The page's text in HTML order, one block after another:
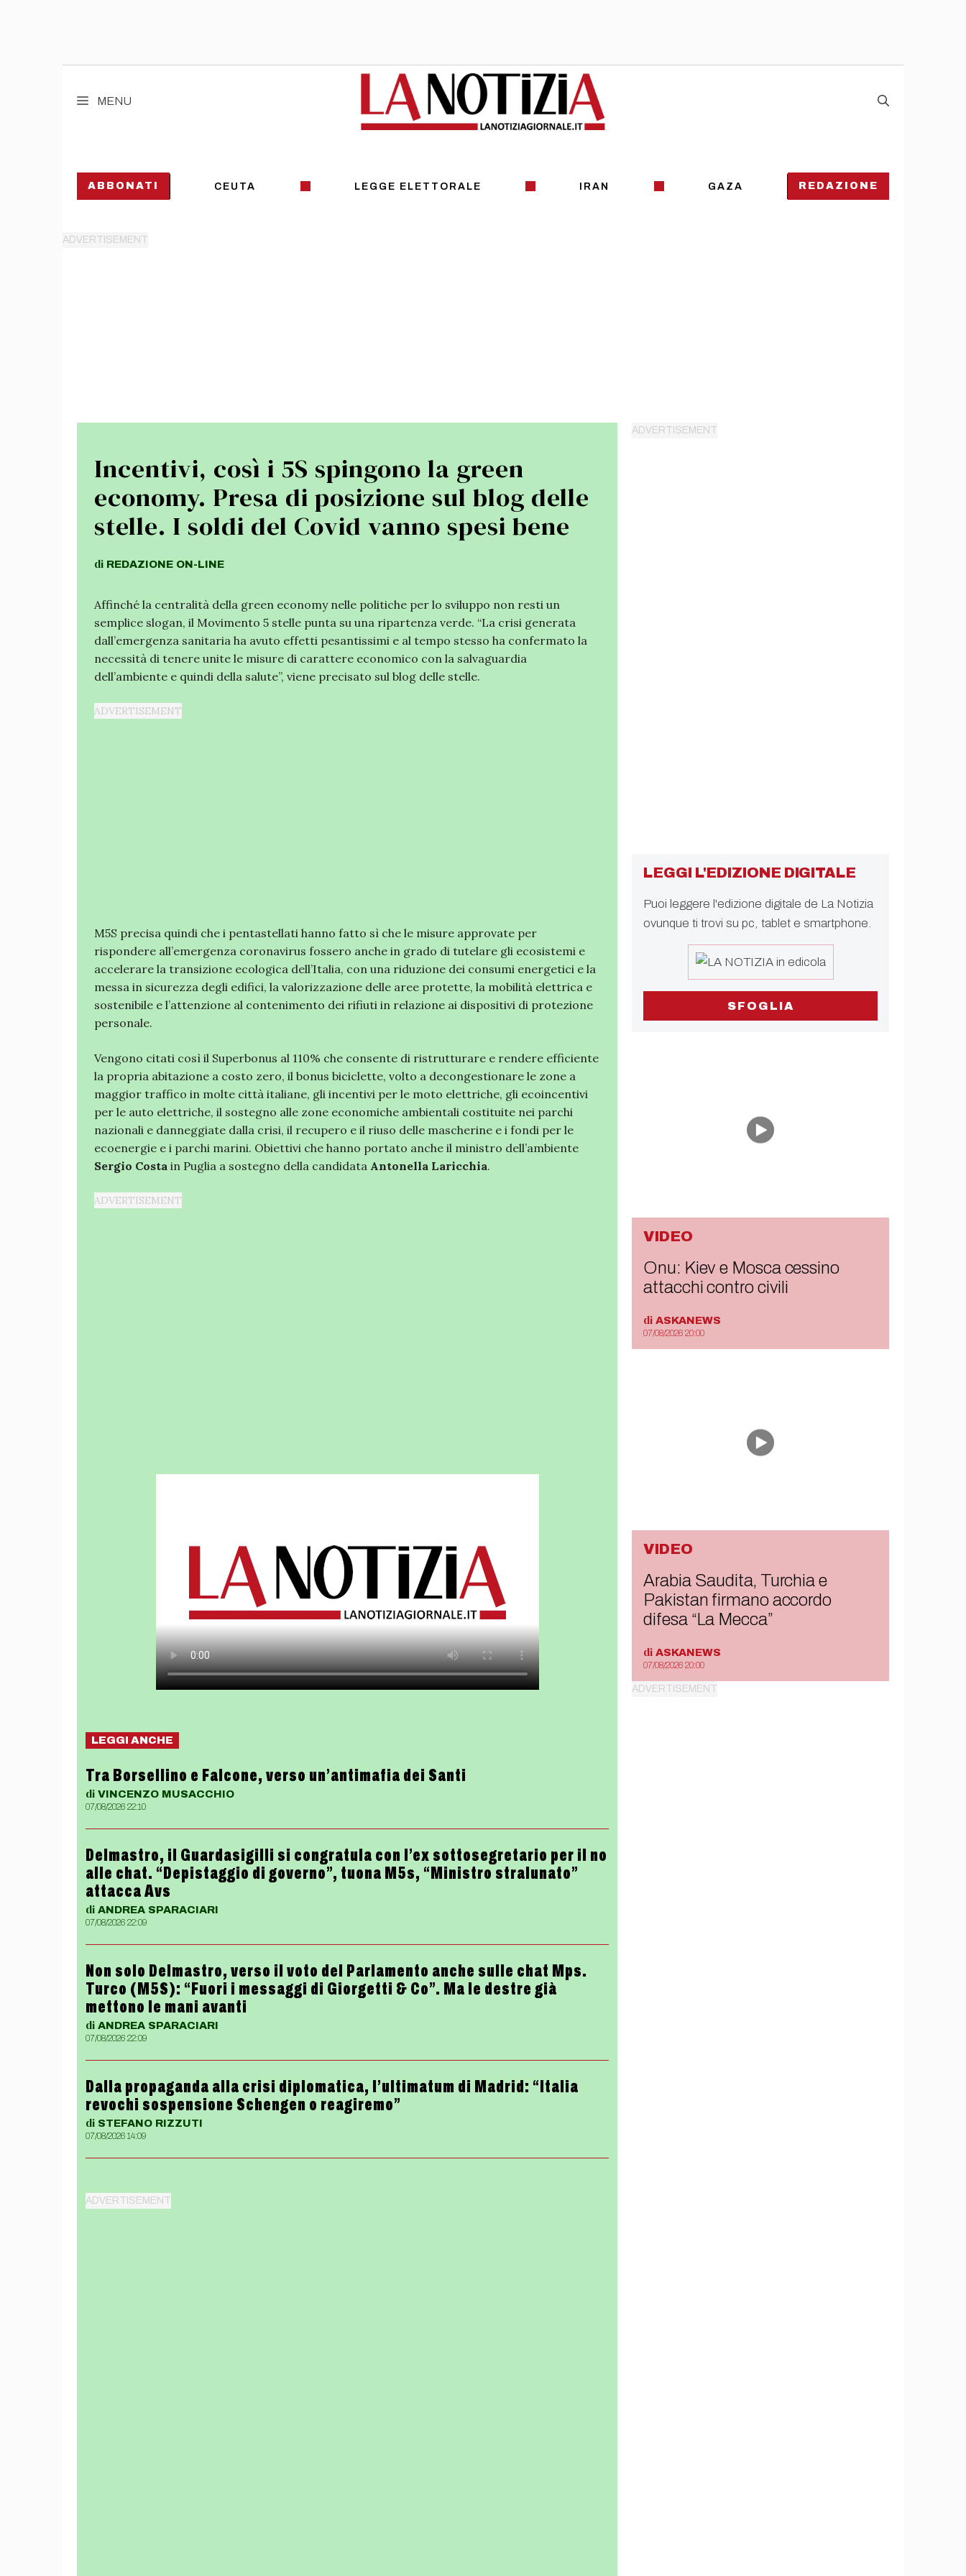
MENU
ABBONATI CEUTA LEGGE ELETTORALE IRAN GAZA REDAZIONE
Incentivi, così i 5S spingono la green
economy. Presa di posizione sul blog delle
stelle. I soldi del Covid vanno spesi bene
di REDAZIONE ON-LINE
Affinché la centralità della green economy nelle politiche per lo sviluppo non resti un
semplice slogan, il Movimento 5 stelle punta su una ripartenza verde. “La crisi generata
dall’emergenza sanitaria ha avuto effetti pesantissimi e al tempo stesso ha confermato la
necessità di tenere unite le misure di carattere economico con la salvaguardia
dell’ambiente e quindi della salute”, viene precisato sul blog delle stelle.
M5S precisa quindi che i pentastellati hanno fatto sì che le misure approvate per
rispondere all’emergenza coronavirus fossero anche in grado di tutelare gli ecosistemi e
accelerare la transizione ecologica dell’Italia, con una riduzione dei consumi energetici e la
messa in sicurezza degli edifici, la valorizzazione delle aree protette, la mobilità elettrica e
sostenibile e l’attenzione al contenimento dei rifiuti in relazione ai dispositivi di protezione
personale.
Vengono citati così il Superbonus al 110% che consente di ristrutturare e rendere efficiente
la propria abitazione a costo zero, il bonus biciclette, volto a decongestionare le zone a
maggior traffico in molte città italiane, gli incentivi per le moto elettriche, gli ecoincentivi
per le auto elettriche, il sostegno alle zone economiche ambientali costituite nei parchi
nazionali e danneggiate dalla crisi, il recupero e il riuso delle mascherine e i fondi per le
ecoenergie e i parchi marini. Obiettivi che hanno portato anche il ministro dell’ambiente
Sergio Costa in Puglia a sostegno della candidata Antonella Laricchia.
LEGGI ANCHE
Tra Borsellino e Falcone, verso un’antimafia dei Santi
di VINCENZO MUSACCHIO
07/08/2026 22:10
Delmastro, il Guardasigilli si congratula con l’ex sottosegretario per il no
alle chat. “Depistaggio di governo”, tuona M5s, “Ministro stralunato”
attacca Avs
di ANDREA SPARACIARI
07/08/2026 22:09
Non solo Delmastro, verso il voto del Parlamento anche sulle chat Mps.
Turco (M5S): “Fuori i messaggi di Giorgetti & Co”. Ma le destre già
mettono le mani avanti
di ANDREA SPARACIARI
07/08/2026 22:09
Dalla propaganda alla crisi diplomatica, l’ultimatum di Madrid: “Italia
revochi sospensione Schengen o reagiremo”
di STEFANO RIZZUTI
07/08/2026 14:09
LEGGI L'EDIZIONE DIGITALE
Puoi leggere l'edizione digitale de La Notizia
ovunque ti trovi su pc, tablet e smartphone.
SFOGLIA
VIDEO
Onu: Kiev e Mosca cessino
attacchi contro civili
di ASKANEWS
07/08/2026 20:00
VIDEO
Arabia Saudita, Turchia e
Pakistan firmano accordo
difesa “La Mecca”
di ASKANEWS
07/08/2026 20:00